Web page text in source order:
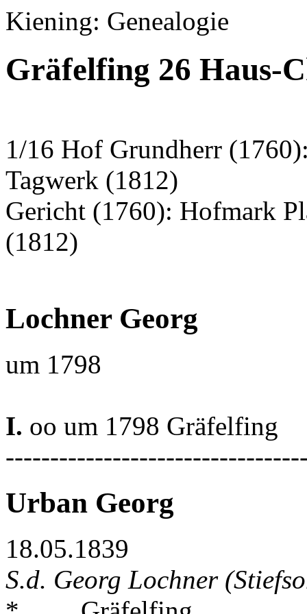
Kiening: Genealogie
Gräfelfing 26
1/16 Hof Grundherr
Tagwerk (1812)
Gericht (1760): Hofmark
(1812)
Lochner Georg
um 1798
I. oo um 1798 Gräfelfing
Urban Georg
18.05.1839
S.d. Georg Lochner